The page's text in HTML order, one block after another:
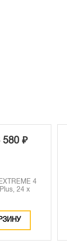
580 ₽
4
24 x